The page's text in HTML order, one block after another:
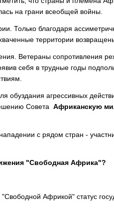
на грани всеобщей войны.
Только благодаря
территории
Ветераны сопротивления
себя в трудные годы
обуздания агрессивных
Совета Африканскую
с рядом стран -
"Свободная Африка"?
Африкой" статус